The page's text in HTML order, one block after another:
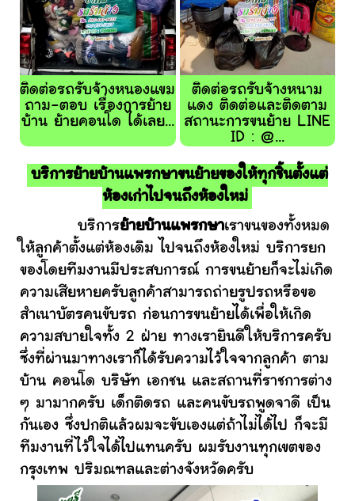
ติดต่อรถรับจ้างหนองแขม
ถาม-ตอบ เรื่องการย้าย
บ้าน ย้ายคอนโด ได้เลย...
ติดต่อรถรับจ้างหนาม
แดง ติดต่อและติดตาม
สถานะการขนย้าย LINE
ID : @...
บริการย้ายบ้านแพรกษาขนย้ายของให้ทุกชิ้นตั้งแต่
ห้องเก่าไปจนถึงห้องใหม่
บริการย้ายบ้านแพรกษาเราขนของทั้งหมด
ให้ลูกค้าตั้งแต่ห้องเดิม ไปจนถึงห้องใหม่ บริการยก
ของโดยทีมงานมีประสบการณ์ การขนย้ายก็จะไม่เกิด
ความเสียหายครับลูกค้าสามารถถ่ายรูปรถหรือขอ
สำเนาบัตรคนขับรถ ก่อนการขนย้ายได้เพื่อให้เกิด
ความสบายใจทั้ง 2 ฝ่าย ทางเรายินดีให้บริการครับ
ซึ่งที่ผ่านมาทางเราก็ได้รับความไว้ใจจากลูกค้า ตาม
บ้าน คอนโด บริษัท เอกชน และสถานที่ราชการต่าง
ๆ มามากครับ เด็กติดรถ และคนขับรถพูดจาดี เป็น
กันเอง ซึ่งปกติแล้วผมจะขับเองแต่ถ้าไม่ได้ไป ก็จะมี
ทีมงานที่ไว้ใจได้ไปแทนครับ ผมรับงานทุกเขตของ
กรุงเทพ ปริมณฑลและต่างจังหวัดครับ